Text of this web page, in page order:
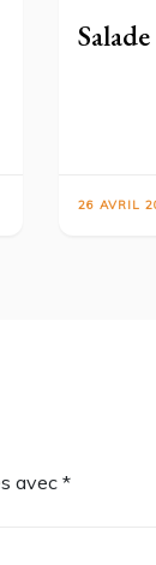
26 AVRIL
avec *